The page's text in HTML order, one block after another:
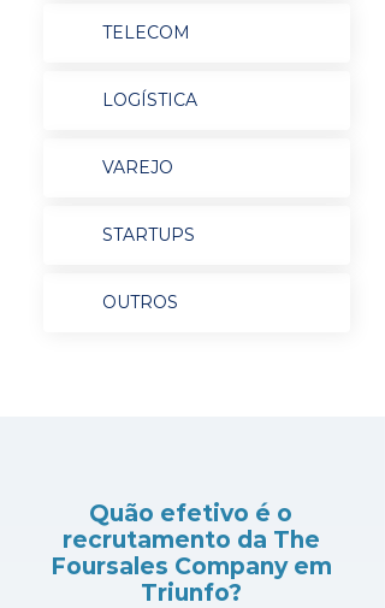
TELECOM
LOGÍSTICA
VAREJO
STARTUPS
OUTROS
Quão efetivo é o
recrutamento da The
Foursales Company em
Triunfo?